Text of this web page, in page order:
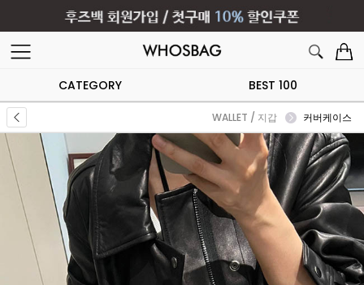
CATEGORY BEST 100
WALLET / 지갑 커버케이스